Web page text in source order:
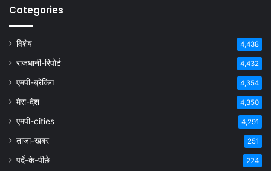
Categories
विशेष 4,438
राजधानी-रिपोर्ट 4,432
एमपी-ब्रेकिंग 4,354
मेरा-देश 4,350
एमपी-cities 4,291
ताजा-खबर 251
पर्दे-के-पीछे 224